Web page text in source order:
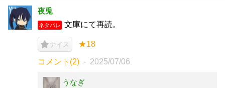
夜兎
ネタバレ 文庫にて再読。
ナイス ★18
コメント(2) 2025/07/06
うなぎ